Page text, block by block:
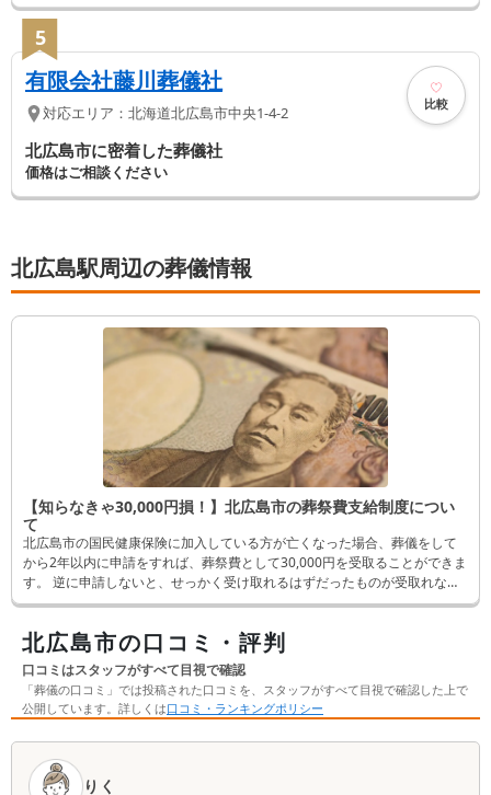
5
有限会社藤川葬儀社
対応エリア： 北海道北広島市中央1-4-2 比較
北広島市に密着した葬儀社
価格はご相談ください
北広島駅周辺の葬儀情報
【知らなきゃ30,000円損！】北広島市の葬祭費支給制度につい
て
北広島市の国民健康保険に加入している方が亡くなった場合、葬儀をして
から2年以内に申請をすれば、葬祭費として30,000円を受取ることができま
す。 逆に申請しないと、せっかく受け取れるはずだったものが受取れなく
なってしまいます。 そんなことにならないよう、この記事では申請方法な
北広島市の口コミ・評判
口コミはスタッフがすべて目視で確認
「葬儀の口コミ」では投稿された口コミを、スタッフがすべて目視で確認した上で
公開しています。詳しくは口コミ・ランキングポリシー
口
りく